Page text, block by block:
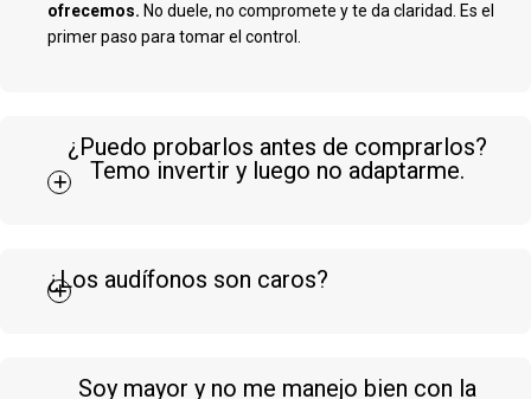
ofrecemos. No duele, no compromete y te da claridad. Es el
primer paso para tomar el control.
¿Puedo probarlos antes de comprarlos?
Temo invertir y luego no adaptarme.
¿Los audífonos son caros?
Soy mayor y no me manejo bien con la